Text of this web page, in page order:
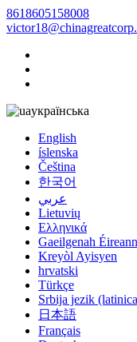
8618605158008
українська
English
íslenska
Čeština
한국어
عربي
Lietuvių
Ελληνικά
Gaeilgenah Éireann
Kreyòl Ayisyen
hrvatski
Türkçe
Srbija jezik
日本語
Français